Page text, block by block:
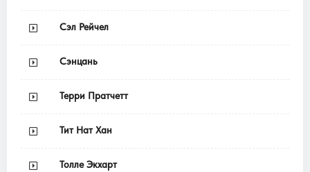
Сэл Рейчел
Сэнцань
Терри Пратчетт
Тит Нат Хан
Толле Экхарт